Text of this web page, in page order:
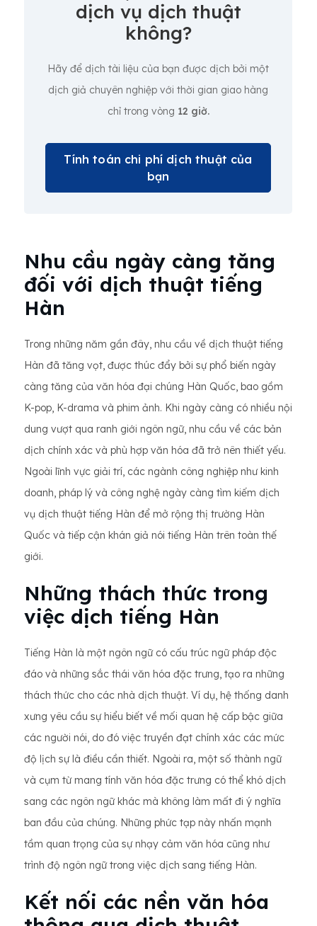
dịch vụ dịch thuật
không?
Hãy để dịch tài liệu của bạn được dịch bởi một
dịch giả chuyên nghiệp với thời gian giao hàng
chỉ trong vòng 12 giờ.
Tính toán chi phí dịch thuật của
bạn
Nhu cầu ngày càng tăng
đối với dịch thuật tiếng
Hàn
Trong những năm gần đây, nhu cầu về dịch thuật tiếng
Hàn đã tăng vọt, được thúc đẩy bởi sự phổ biến ngày
càng tăng của văn hóa đại chúng Hàn Quốc, bao gồm
K-pop, K-drama và phim ảnh. Khi ngày càng có nhiều nội
dung vượt qua ranh giới ngôn ngữ, nhu cầu về các bản
dịch chính xác và phù hợp văn hóa đã trở nên thiết yếu.
Ngoài lĩnh vực giải trí, các ngành công nghiệp như kinh
doanh, pháp lý và công nghệ ngày càng tìm kiếm dịch
vụ dịch thuật tiếng Hàn để mở rộng thị trường Hàn
Quốc và tiếp cận khán giả nói tiếng Hàn trên toàn thế
giới.
Những thách thức trong
việc dịch tiếng Hàn
Tiếng Hàn là một ngôn ngữ có cấu trúc ngữ pháp độc
đáo và những sắc thái văn hóa đặc trưng, tạo ra những
thách thức cho các nhà dịch thuật. Ví dụ, hệ thống danh
xưng yêu cầu sự hiểu biết về mối quan hệ cấp bậc giữa
các người nói, do đó việc truyền đạt chính xác các mức
độ lịch sự là điều cần thiết. Ngoài ra, một số thành ngữ
và cụm từ mang tính văn hóa đặc trưng có thể khó dịch
sang các ngôn ngữ khác mà không làm mất đi ý nghĩa
ban đầu của chúng. Những phức tạp này nhấn mạnh
tầm quan trọng của sự nhạy cảm văn hóa cũng như
trình độ ngôn ngữ trong việc dịch sang tiếng Hàn.
Kết nối các nền văn hóa